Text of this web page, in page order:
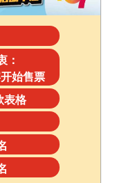
：
开始售票
表格